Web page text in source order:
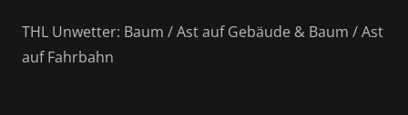
THL Unwetter: Baum / Ast auf Gebäude & Baum / Ast
auf Fahrbahn